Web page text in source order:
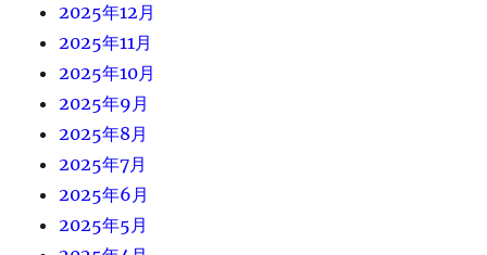
2025年12月
2025年11月
2025年10月
2025年9月
2025年8月
2025年7月
2025年6月
2025年5月